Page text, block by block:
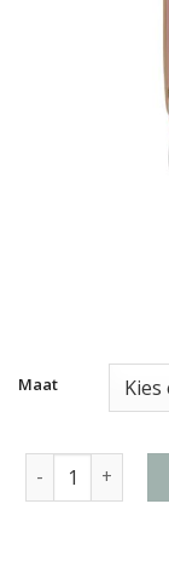
Maat
kinderkoffers